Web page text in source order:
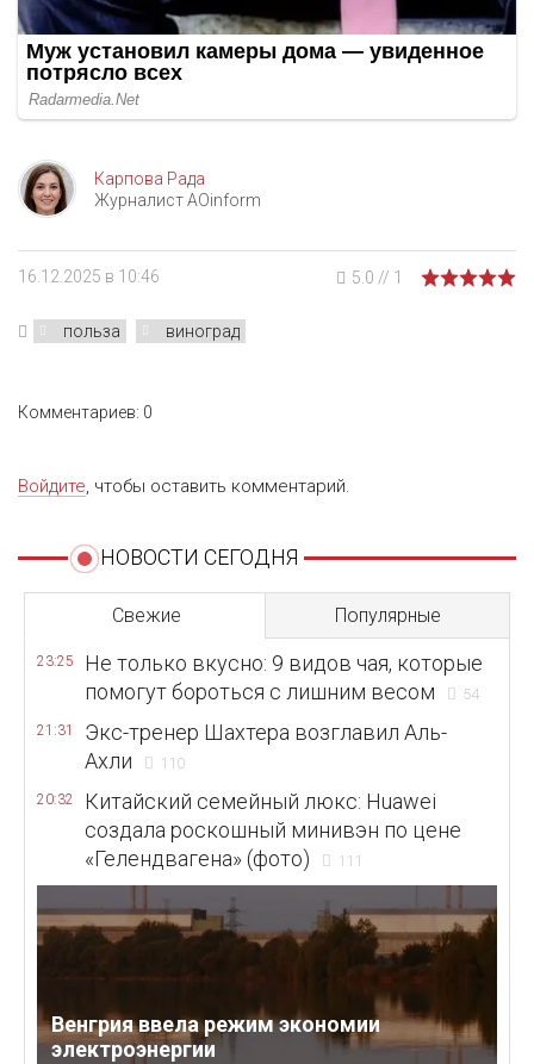
Карпова Рада
Журналист AOinform
16.12.2025 в 10:46 5.0 // 1
польза виноград
Комментариев: 0
Войдите, чтобы оставить комментарий.
НОВОСТИ СЕГОДНЯ
Свежие Популярные
23:25
Не только вкусно: 9 видов чая, которые
помогут бороться с лишним весом
54
21:31
Экс-тренер Шахтера возглавил Аль-
Ахли
110
20:32
Китайский семейный люкс: Huawei
создала роскошный минивэн по цене
«Гелендвагена» (фото)
111
Венгрия ввела режим экономии
электроэнергии